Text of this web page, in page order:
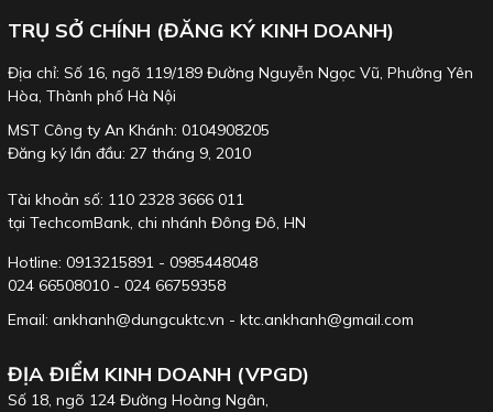
TRỤ SỞ CHÍNH (ĐĂNG KÝ KINH DOANH)
Địa chỉ: Số 16, ngõ 119/189 Đường Nguyễn Ngọc Vũ, Phường Yên
Hòa, Thành phố Hà Nội
MST Công ty An Khánh: 0104908205
Đăng ký lần đầu: 27 tháng 9, 2010
Tài khoản số: 110 2328 3666 011
tại TechcomBank, chi nhánh Đông Đô, HN
Hotline: 0913215891 - 0985448048
024 66508010 - 024 66759358
Email: ankhanh@dungcuktc.vn - ktc.ankhanh@gmail.com
ĐỊA ĐIỂM KINH DOANH (VPGD)
Số 18, ngõ 124 Đường Hoàng Ngân,